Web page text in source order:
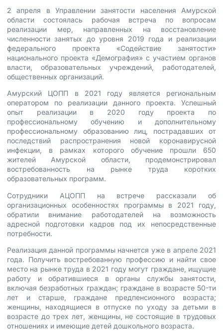
2 апреля в Управлении занятости населения Амурской
области состоялась рабочая встреча по вопросам
реализации мер, направленных на восстановление
численности занятых до уровня 2019 года и реализации
федерального проекта «Содействие занятости»
национального проекта «Демография» с участием органов
власти, образовательных учреждений, работодателей,
общественных организаций.
Амурский ЦОПП в 2021 году является региональным
оператором по реализации данного проекта. Успешный
опыт реализации в 2020 году проекта по
профессиональному обучению и дополнительному
профессиональному образованию лиц, пострадавших от
последствий распространения новой коронавирусной
инфекции, в рамках которого обучение прошли 650
жителей Амурской области, продемонстрировал
востребованность на рынке труда коротких
образовательных программ.
Сотрудники АЦОПП на встрече рассказали об
организационных особенностях программы в 2021 году,
обратили внимание работодателей на возможность
адресной подготовки кадров под их непосредственные
потребности.
Реализация данной программы начнется уже в апреле 2021
года. Получить востребованную профессию и найти свое
место на рынке труда в 2021 году могут граждане, ищущие
работу и обратившиеся в органы службы занятости,
включая безработных граждан; граждане в возрасте 50-ти
лет и старше, граждане предпенсионного возраста;
женщины, находящиеся в отпуске по уходу за детьми в
возрасте до трех лет, женщины, не состоящие в трудовых
отношениях и имеющие детей дошкольного возраста.